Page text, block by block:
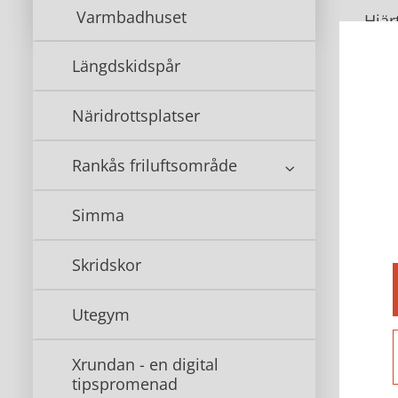
Varmbadhuset
Längdskidspår
Näridrottsplatser
Rankås friluftsområde
Simma
Skridskor
Utegym
Xrundan - en digital
tipspromenad